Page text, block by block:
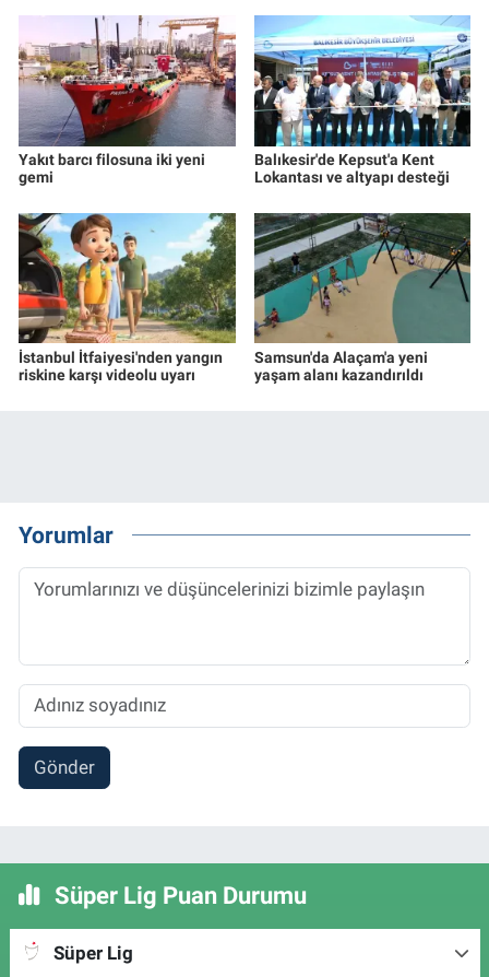
Yakıt barcı filosuna iki yeni
gemi
Balıkesir'de Kepsut'a Kent
Lokantası ve altyapı desteği
İstanbul İtfaiyesi'nden yangın
riskine karşı videolu uyarı
Samsun'da Alaçam'a yeni
yaşam alanı kazandırıldı
Yorumlar
Gönder
Süper Lig Puan Durumu
Süper Lig